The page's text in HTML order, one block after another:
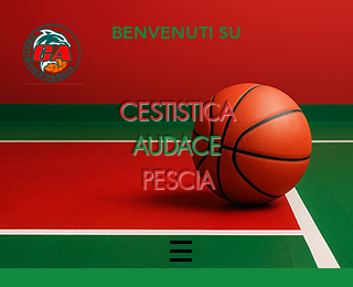
BENVENUTI SU
CESTISTICA
AUDACE
PESCIA